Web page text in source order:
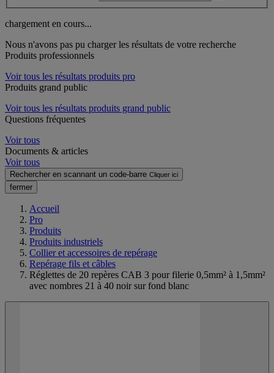
chargement en cours...
Nous n'avons pas pu charger les résultats de votre recherche
Produits professionnels
Voir tous les résultats produits pro
Produits grand public
Voir tous les résultats produits grand public
Questions fréquentes
Voir tous
Documents & articles
Voir tous
Rechercher en scannant un code-barre Cliquer ici
fermer
Accueil
Pro
Produits
Produits industriels
Collier et accessoires de repérage
Repérage fils et câbles
Réglettes de 20 repères CAB 3 pour filerie 0,5mm² à 1,5mm²
avec nombres 21 à 40 noir sur fond blanc